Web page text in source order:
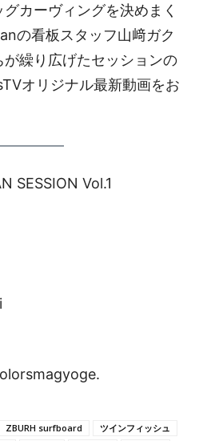
カーヴィングを決めまく
の看板スタッフ山﨑ガク
繰り広げたセッションの
オリジナル最新動画をお
SESSION Vol.1
ZBURH surfboard
ツインフィッシュ